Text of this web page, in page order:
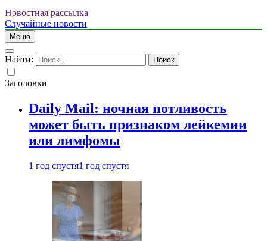
Новостная рассылка
Случайные новости
Меню
Найти:
Заголовки
Daily Mail: ночная потливость
может быть признаком лейкемии
или лимфомы
1 год спустя1 год спустя